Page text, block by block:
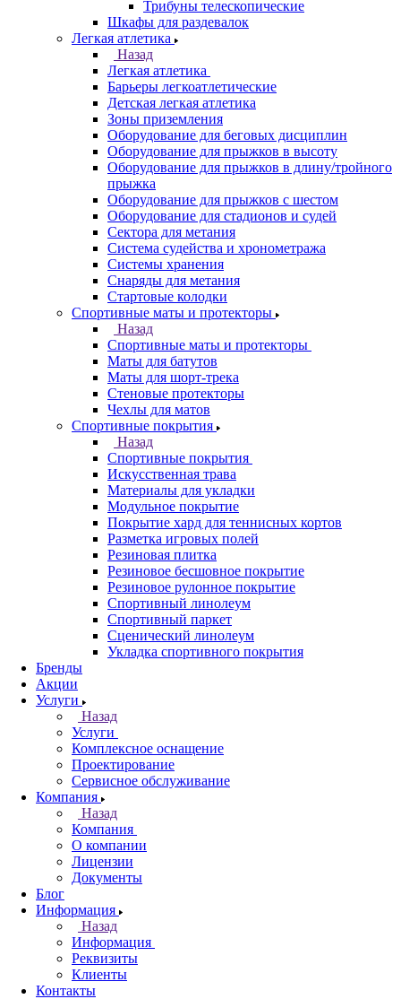
Трибуны телескопические
Шкафы для раздевалок
Легкая атлетика
Назад
Легкая атлетика
Барьеры легкоатлетические
Детская легкая атлетика
Зоны приземления
Оборудование для беговых дисциплин
Оборудование для прыжков в высоту
Оборудование для прыжков в длину/тройного
прыжка
Оборудование для прыжков с шестом
Оборудование для стадионов и судей
Сектора для метания
Система судейства и хронометража
Системы хранения
Снаряды для метания
Стартовые колодки
Спортивные маты и протекторы
Назад
Спортивные маты и протекторы
Маты для батутов
Маты для шорт-трека
Стеновые протекторы
Чехлы для матов
Спортивные покрытия
Назад
Спортивные покрытия
Искусственная трава
Материалы для укладки
Модульное покрытие
Покрытие хард для теннисных кортов
Разметка игровых полей
Резиновая плитка
Резиновое бесшовное покрытие
Резиновое рулонное покрытие
Спортивный линолеум
Спортивный паркет
Сценический линолеум
Укладка спортивного покрытия
Бренды
Акции
Услуги
Назад
Услуги
Комплексное оснащение
Проектирование
Сервисное обслуживание
Компания
Назад
Компания
О компании
Лицензии
Документы
Блог
Информация
Назад
Информация
Реквизиты
Клиенты
Контакты